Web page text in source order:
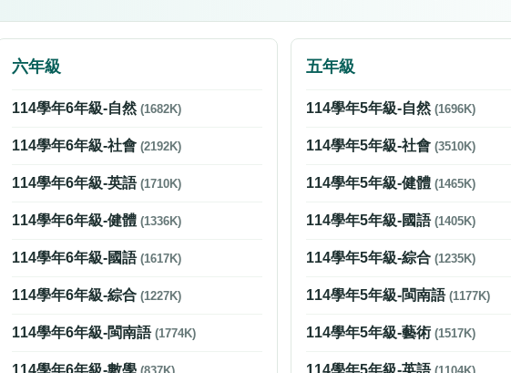
六年級
114學年6年級-自然(1682K)
114學年6年級-社會(2192K)
114學年6年級-英語(1710K)
114學年6年級-健體(1336K)
114學年6年級-國語(1617K)
114學年6年級-綜合(1227K)
114學年6年級-閩南語(1774K)
114學年6年級-數學
五年級
114學年5年級-自然 (1696K)
114學年5年級-社會 (3510K)
114學年5年級-健體 (1465K)
114學年5年級-國語 (1405K)
114學年5年級-綜合 (1235K)
114學年5年級-閩南語 (1177K)
114學年5年級-藝術 (1517K)
114學年5年級-英語